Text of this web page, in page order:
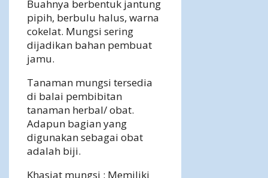
Buahnya berbentuk jantung
pipih, berbulu halus, warna
cokelat. Mungsi sering
dijadikan bahan pembuat
jamu.
Tanaman mungsi tersedia
di balai pembibitan
tanaman herbal/ obat.
Adapun bagian yang
digunakan sebagai obat
adalah biji.
Khasiat mungsi : Memiliki